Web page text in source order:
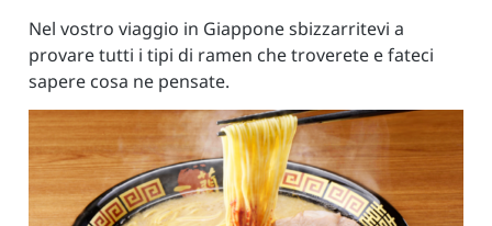
Nel vostro viaggio in Giappone sbizzarritevi a
provare tutti i tipi di ramen che troverete e fateci
sapere cosa ne pensate.